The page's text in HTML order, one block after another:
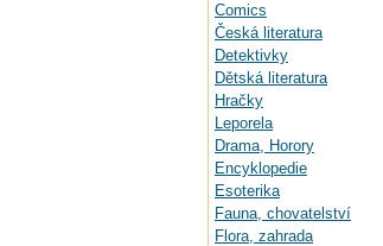
Comics
Česká literatura
Detektivky
Dětská literatura
Hračky
Leporela
Drama, Horory
Encyklopedie
Esoterika
Fauna, chovatelství
Flora, zahrada